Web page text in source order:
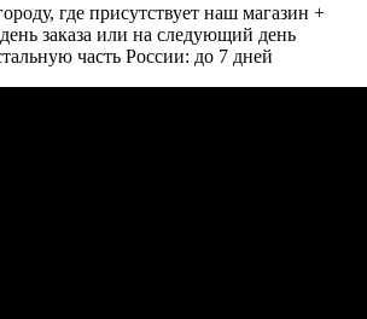
где присутствует наш магазин +
заказа или на следующий день
часть России: до 7 дней